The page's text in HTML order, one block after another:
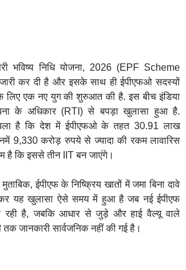
भविष्य निधि योजना, 2026 (EPF Scheme
कर दी है और इसके साथ ही ईपीएफओ सदस्यों
एक नए युग की शुरुआत की है. इस बीच इंडिया
के अधिकार (RTI) से बपड़ा खुलासा हुआ है.
है कि देश में ईपीएफओ के तहत 30.91 लाख
9,330 करोड़ रुपये से ज्यादा की रकम लावारिस
है कि इससे तीन IIT बन जाएंगे।
मुताबिक, ईपीएफ के निष्क्रिय खातों में जमा बिना दावे
यह खुलासा ऐसे समय में हुआ है जब नई ईपीएफ
रही है, जबकि आधार से जुड़े और हाई वैल्यू वाले
जानकारी सार्वजनिक नहीं की गई है।